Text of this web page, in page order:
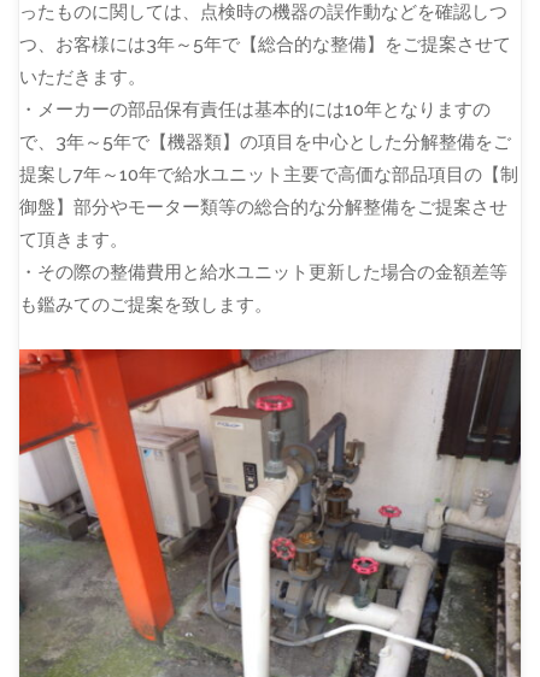
ったものに関しては、点検時の機器の誤作動などを確認しつ
つ、お客様には3年～5年で【総合的な整備】をご提案させて
いただきます。
・メーカーの部品保有責任は基本的には10年となりますの
で、3年～5年で【機器類】の項目を中心とした分解整備をご
提案し7年～10年で給水ユニット主要で高価な部品項目の【制
御盤】部分やモーター類等の総合的な分解整備をご提案させ
て頂きます。
・その際の整備費用と給水ユニット更新した場合の金額差等
も鑑みてのご提案を致します。